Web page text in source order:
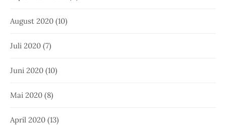
August 2020 (10)
Juli 2020 (7)
Juni 2020 (10)
Mai 2020 (8)
April 2020 (13)